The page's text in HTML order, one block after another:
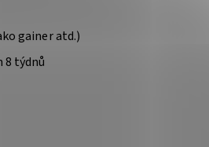
gainer atd.)
8 týdnů